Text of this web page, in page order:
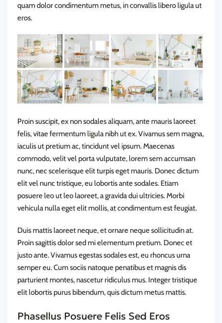
quam dolor condimentum metus, in convallis libero ligula ut
eros.
Proin suscipit, ex non sodales aliquam, ante mauris laoreet
felis, vitae fermentum ligula nibh ut ex. Vivamus sem magna,
iaculis ut pretium ac, tincidunt vel ipsum. Maecenas
commodo, velit vel porta vulputate, lorem sem accumsan
nunc, nec scelerisque elit turpis eget mauris. Donec dictum
elit vel nunc tristique, eu lobortis ante sodales. Etiam
posuere leo ut leo laoreet, a gravida dui ultricies. Morbi
vehicula nulla eget elit mollis, at condimentum est feugiat.
Duis mattis laoreet neque, et ornare neque sollicitudin at.
Proin sagittis dolor sed mi elementum pretium. Donec et
justo ante. Vivamus egestas sodales est, eu rhoncus urna
semper eu. Cum sociis natoque penatibus et magnis dis
parturient montes, nascetur ridiculus mus. Integer tristique
elit lobortis purus bibendum, quis dictum metus mattis.
Phasellus Posuere Felis Sed Eros